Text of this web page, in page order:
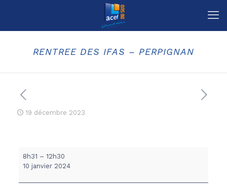
RENTREE DES IFAS – PERPIGNAN
19 décembre 2023
RENTREE
DES
IFAS
-
8h31 – 12h30
10 janvier 2024